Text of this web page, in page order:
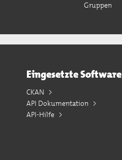
Gruppen
Eingesetzte Software
CKAN
API Dokumentation
API-Hilfe